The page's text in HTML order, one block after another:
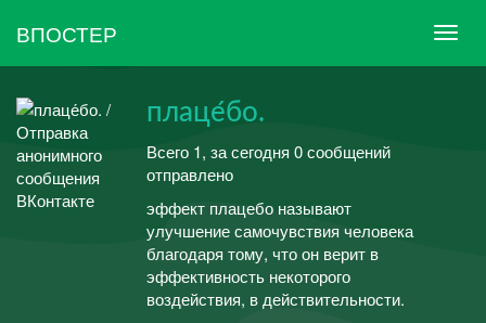
ВПОСТЕР
плаце́бо.
Всего 1, за сегодня 0 сообщений
отправлено
эффект плацебо называют
улучшение самочувствия человека
благодаря тому, что он верит в
эффективность некоторого
воздействия, в действительности.